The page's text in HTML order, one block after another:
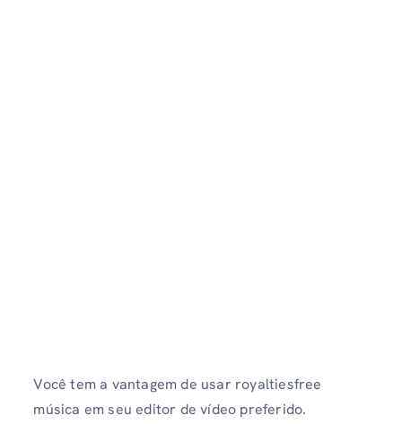
Você tem a vantagem de usar royaltiesfree
música em seu editor de vídeo preferido.